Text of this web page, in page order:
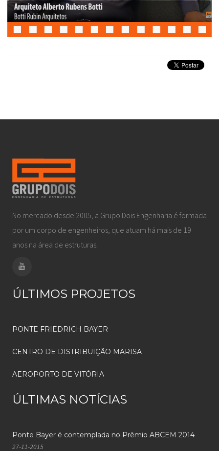
No mercado desde 2005, a Grupo Dois Engenharia é formada
por um corpo de engenheiros, que atuam há mais de 19
anos na área de estruturas.
ÚLTIMOS PROJETOS
PONTE FRIEDRICH BAYER
CENTRO DE DISTRIBUIÇÃO MARISA
AEROPORTO DE VITÓRIA
ÚLTIMAS NOTÍCIAS
Ponte Bayer é contemplada no Prêmio ABCEM 2014
27-11-2015